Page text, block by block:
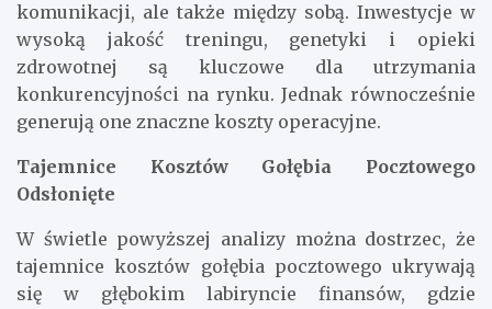
komunikacji, ale także między sobą. Inwestycje w
wysoką jakość treningu, genetyki i opieki
zdrowotnej są kluczowe dla utrzymania
konkurencyjności na rynku. Jednak równocześnie
generują one znaczne koszty operacyjne.
Tajemnice Kosztów Gołębia Pocztowego
Odsłonięte
W świetle powyższej analizy można dostrzec, że
tajemnice kosztów gołębia pocztowego ukrywają
się w głębokim labiryncie finansów, gdzie